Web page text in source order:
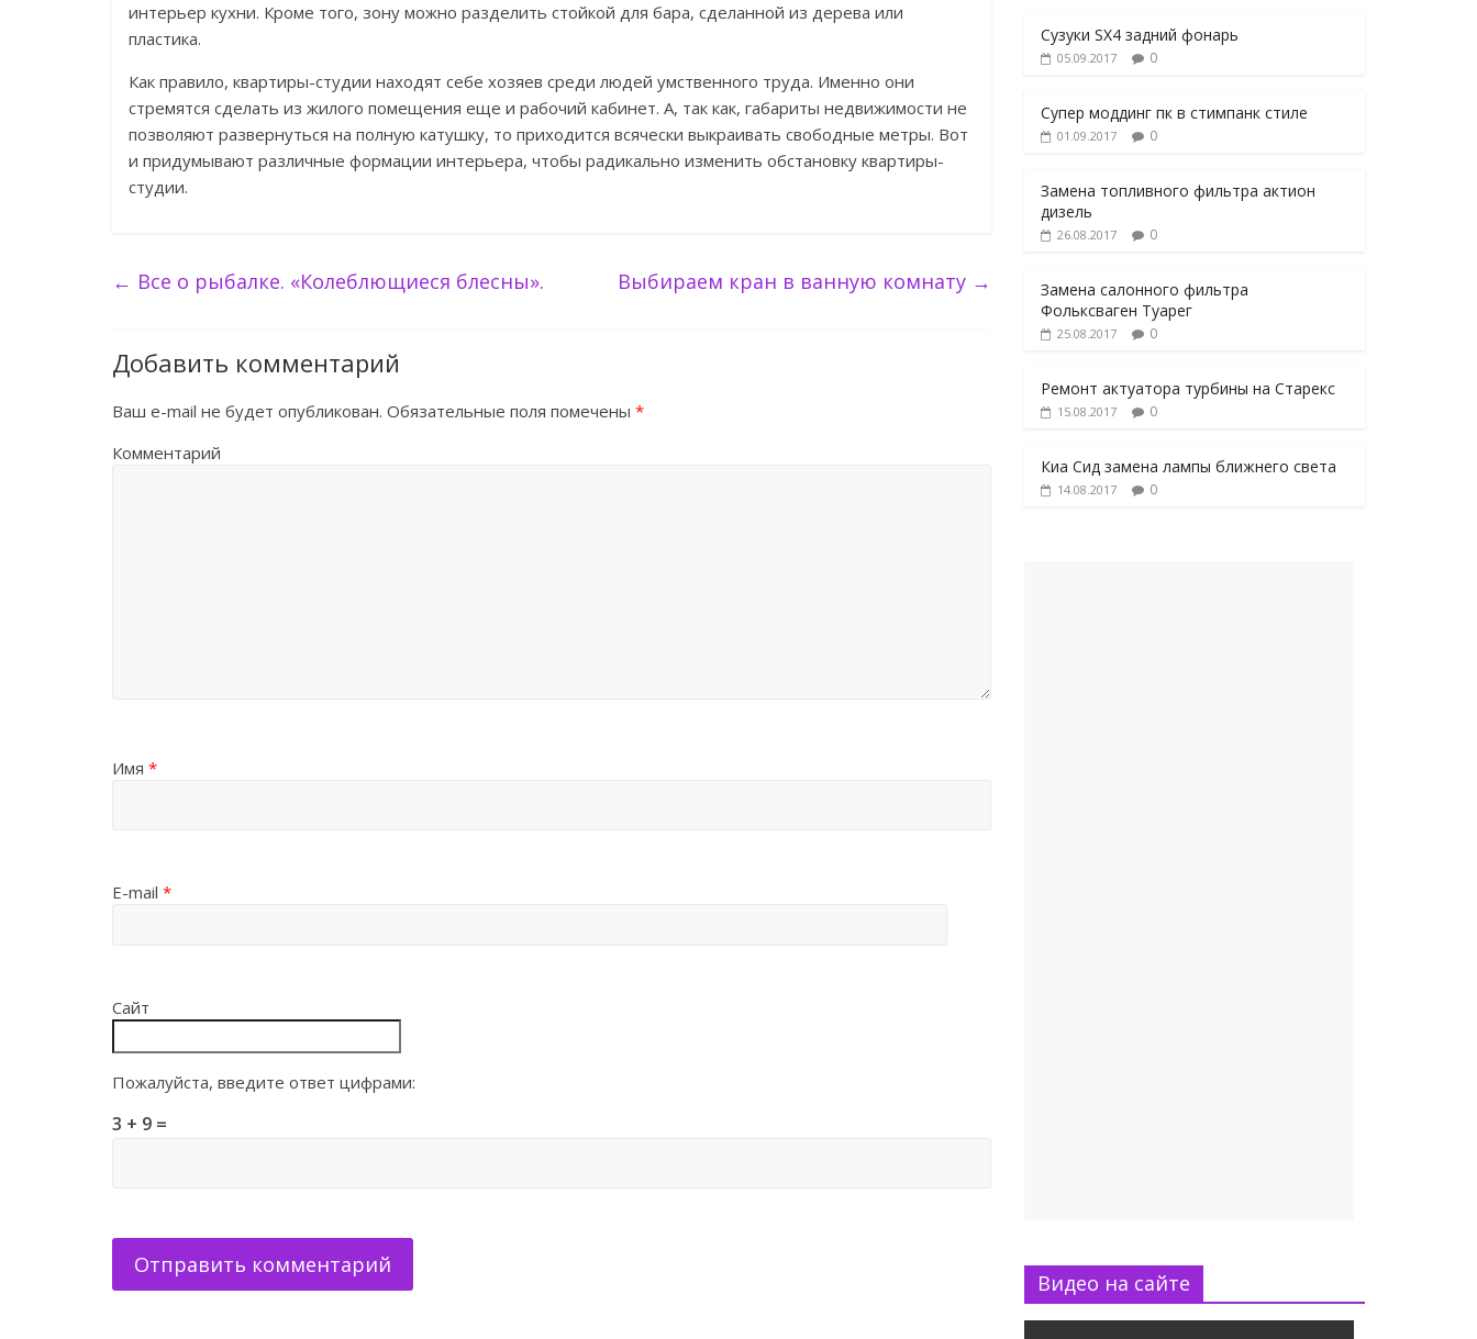
интерьер кухни. Кроме того, зону можно разделить стойкой для бара, сделанной из дерева или
пластика.
Как правило, квартиры-студии находят себе хозяев среди людей умственного труда. Именно они
стремятся сделать из жилого помещения еще и рабочий кабинет. А, так как, габариты недвижимости не
позволяют развернуться на полную катушку, то приходится всячески выкраивать свободные метры. Вот
и придумывают различные формации интерьера, чтобы радикально изменить обстановку квартиры-
студии.
← Все о рыбалке. «Колеблющиеся блесны». Выбираем кран в ванную комнату →
Добавить комментарий
Ваш e-mail не будет опубликован. Обязательные поля помечены *
Комментарий
Имя *
E-mail *
Сайт
Пожалуйста, введите ответ цифрами:
3 + 9 =
Сузуки SX4 задний фонарь
05.09.2017 0
Супер моддинг пк в стимпанк стиле
01.09.2017 0
Замена топливного фильтра актион
дизель
26.08.2017 0
Замена салонного фильтра
Фольксваген Туарег
25.08.2017 0
Ремонт актуатора турбины на Старекс
15.08.2017 0
Киа Сид замена лампы ближнего света
14.08.2017 0
Видео на сайте